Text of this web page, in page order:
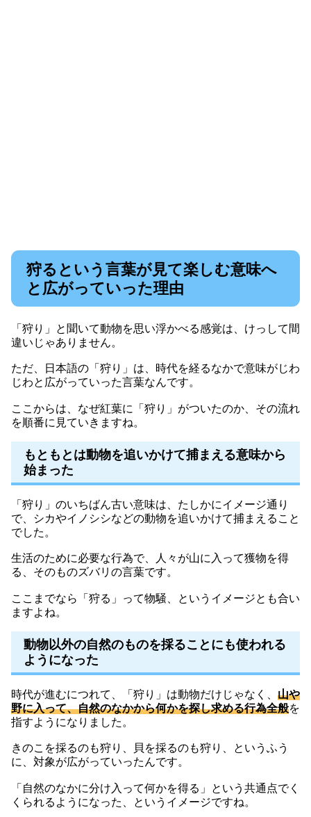
狩るという言葉が見て楽しむ意味へ
と広がっていった理由
「狩り」と聞いて動物を思い浮かべる感覚は、けっして間
違いじゃありません。
ただ、日本語の「狩り」は、時代を経るなかで意味がじわ
じわと広がっていった言葉なんです。
ここからは、なぜ紅葉に「狩り」がついたのか、その流れ
を順番に見ていきますね。
もともとは動物を追いかけて捕まえる意味から
始まった
「狩り」のいちばん古い意味は、たしかにイメージ通り
で、シカやイノシシなどの動物を追いかけて捕まえること
でした。
生活のために必要な行為で、人々が山に入って獲物を得
る、そのものズバリの言葉です。
ここまでなら「狩る」って物騒、というイメージとも合い
ますよね。
動物以外の自然のものを採ることにも使われる
ようになった
時代が進むにつれて、「狩り」は動物だけじゃなく、 山や
野に入って、自然のなかから何かを探し求める行為全般を
指すようになりました。
きのこを採るのも狩り、貝を採るのも狩り、というふう
に、対象が広がっていったんです。
「自然のなかに分け入って何かを得る」という共通点でく
くられるようになった、というイメージですね。